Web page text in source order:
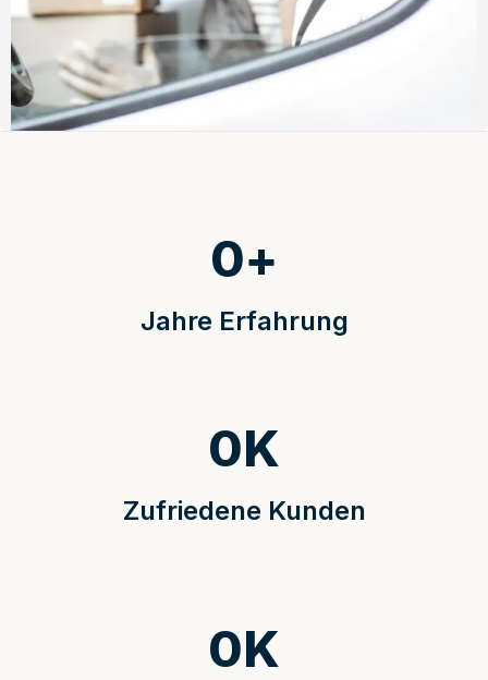
Jahre Erfahrung
0+
Zufriedene Kunden
0K
0K